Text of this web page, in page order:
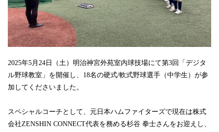
2025年5月24日（土）明治神宮外苑室内球技場にて第3回「デジタ
ル野球教室」を開催し、18名の硬式/軟式野球選手（中学生）が参
加してくださいました。
スペシャルコーチとして、元日本ハムファイターズで現在は株式
会社ZENSHIN CONNECT代表を務める杉谷 拳士さんをお迎えし、